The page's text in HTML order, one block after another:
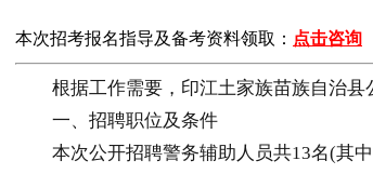
本次招考报名指导及备考资料领取： 点击咨询
根据工作需要，印江土家族苗族自治县
一、招聘职位及条件
本次公开招聘警务辅助人员共13名(其中